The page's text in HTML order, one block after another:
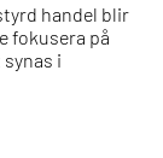
handel blir
fokusera på
i